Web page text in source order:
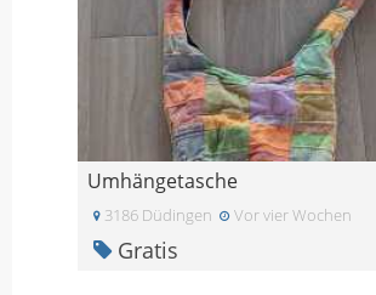
Umhängetasche
3186 Düdingen Vor vier Wochen
Gratis